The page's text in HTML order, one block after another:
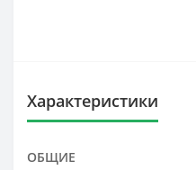
Характеристики
ОБЩИЕ